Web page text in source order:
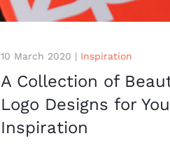
10 March 2020 | Inspiration
A Collection of
Logo Designs for
Inspiration